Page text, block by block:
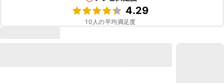
4.29
10 人の平均満足度